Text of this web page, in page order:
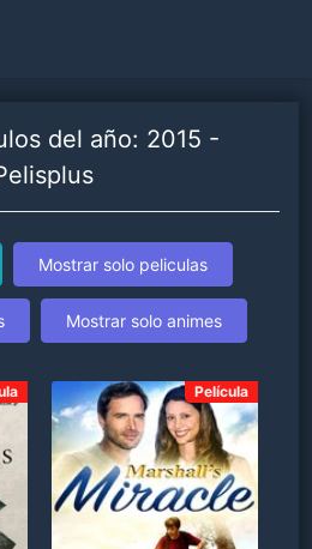
del año: 2015 -
Mostrar solo peliculas
Mostrar solo animes
Película